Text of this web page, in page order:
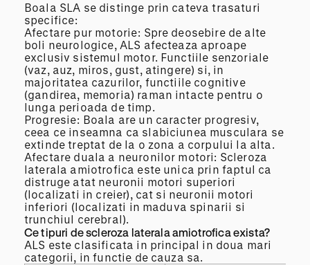
Boala SLA se distinge prin cateva trasaturi
specifice:
Afectare pur motorie: Spre deosebire de alte
boli neurologice, ALS afecteaza aproape
exclusiv sistemul motor. Functiile senzoriale
(vaz, auz, miros, gust, atingere) si, in
majoritatea cazurilor, functiile cognitive
(gandirea, memoria) raman intacte pentru o
lunga perioada de timp.
Progresie: Boala are un caracter progresiv,
ceea ce inseamna ca slabiciunea musculara se
extinde treptat de la o zona a corpului la alta.
Afectare duala a neuronilor motori: Scleroza
laterala amiotrofica este unica prin faptul ca
distruge atat neuronii motori superiori
(localizati in creier), cat si neuronii motori
inferiori (localizati in maduva spinarii si
trunchiul cerebral).
Ce tipuri de scleroza laterala amiotrofica exista?
ALS este clasificata in principal in doua mari
categorii, in functie de cauza sa.